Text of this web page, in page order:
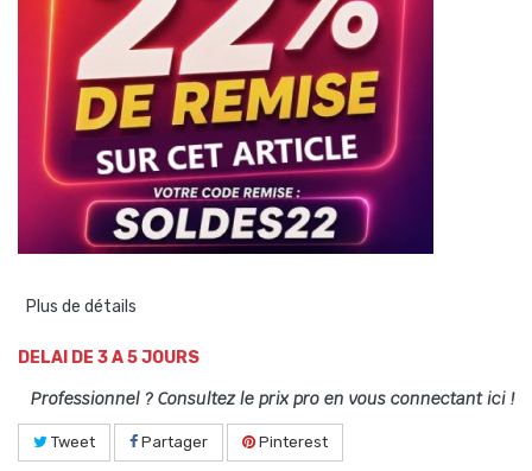
Plus de détails
DELAI DE 3 A 5 JOURS
Professionnel ? Consultez le prix pro en vous connectant ici !
Tweet Partager Pinterest